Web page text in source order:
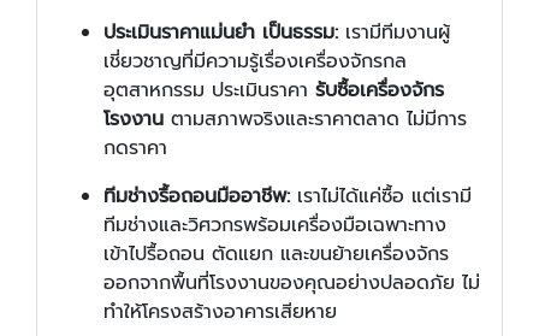
ประเมินราคาแม่นยำ เป็นธรรม: เรามีทีมงานผู้
เชี่ยวชาญที่มีความรู้เรื่องเครื่องจักรกล
อุตสาหกรรม ประเมินราคา รับซื้อเครื่องจักร
โรงงาน ตามสภาพจริงและราคาตลาด ไม่มีการ
กดราคา
ทีมช่างรื้อถอนมืออาชีพ: เราไม่ได้แค่ซื้อ แต่เรามี
ทีมช่างและวิศวกรพร้อมเครื่องมือเฉพาะทาง
เข้าไปรื้อถอน ตัดแยก และขนย้ายเครื่องจักร
ออกจากพื้นที่โรงงานของคุณอย่างปลอดภัย ไม่
ทำให้โครงสร้างอาคารเสียหาย